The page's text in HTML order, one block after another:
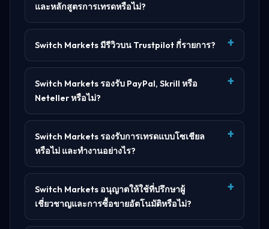
และหลักสูตรการเทรดหรือไม่?
Switch Markets มีรีวิวบน Trustpilot กี่รายการ?
Switch Markets รองรับ PayPal, Skrill หรือ
Neteller หรือไม่?
Switch Markets รองรับการเทรดแบบโซเชียล
หรือไม่ และทำงานอย่างไร?
Switch Markets อนุญาตให้ใช้ที่ปรึกษาผู้
เชี่ยวชาญและการซื้อขายอัตโนมัติหรือไม่?